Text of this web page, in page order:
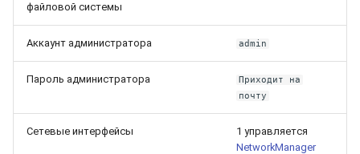
файловой системы
Аккаунт администратора admin
Пароль администратора
Приходит на
почту
Сетевые интерфейсы
1 управляется
NetworkManager